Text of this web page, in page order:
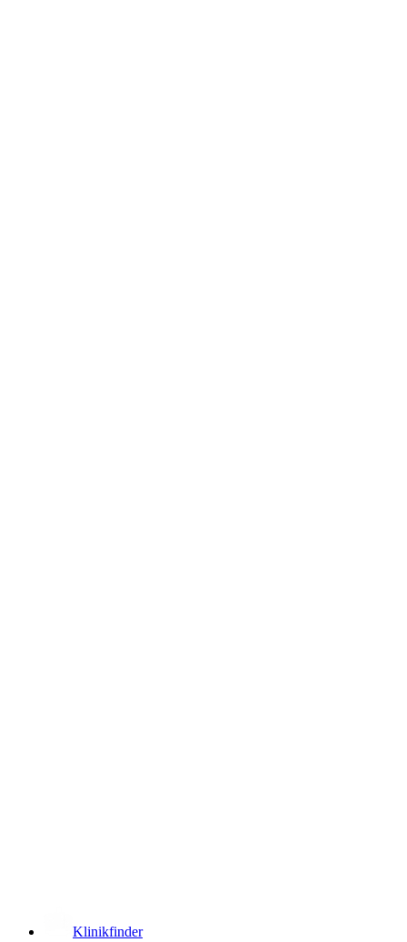
Klinikfinder